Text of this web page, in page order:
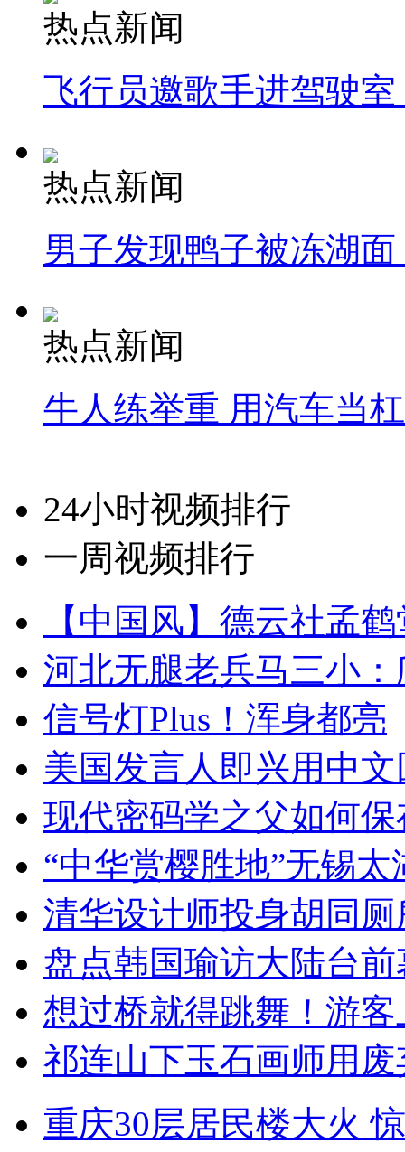
热点新闻
飞行员邀歌手进驾驶
热点新闻
男子发现鸭子被冻湖
热点新闻
牛人练举重 用汽车当
24小时视频排行
一周视频排行
【中国风】德云社孟
河北无腿老兵马三小
信号灯Plus！浑身都亮
美国发言人即兴用中
现代密码学之父如何
“中华赏樱胜地”无锡
清华设计师投身胡同
盘点韩国瑜访大陆台
想过桥就得跳舞！游客
祁连山下玉石画师用
重庆30层居民楼大火